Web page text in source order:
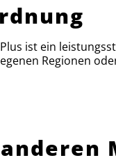
ist ein
Regionen